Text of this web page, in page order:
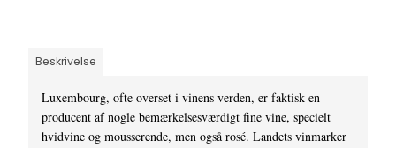
Beskrivelse
Luxembourg, ofte overset i vinens verden, er faktisk en
producent af nogle bemærkelsesværdigt fine vine, specielt
hvidvine og mousserende, men også rosé. Landets vinmarker